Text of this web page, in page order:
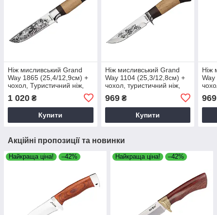
Ніж мисливський Grand
Way 1865 (25,4/12,9см) +
чохол, Туристичний ніж,
Фіксований ніж з чохлом
1 020 ₴
Купити
Ніж мисливський Grand
Way 1104 (25,3/12,8см) +
чохол, туристичний ніж,
969₴
Купити
Ніж
969
Акційні пропозиції та новинки
Найкраща ціна! –42% Найкраща ціна! –42%